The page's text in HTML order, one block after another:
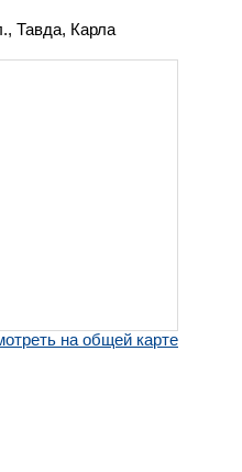
Тавда, Карла
на общей карте